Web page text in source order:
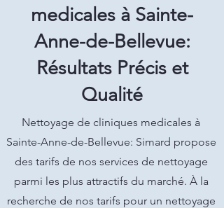
medicales à Sainte-
Anne-de-Bellevue:
Résultats Précis et
Qualité
Nettoyage de cliniques medicales à
Sainte-Anne-de-Bellevue: Simard propose
des tarifs de nos services de nettoyage
parmi les plus attractifs du marché. À la
recherche de nos tarifs pour un nettoyage